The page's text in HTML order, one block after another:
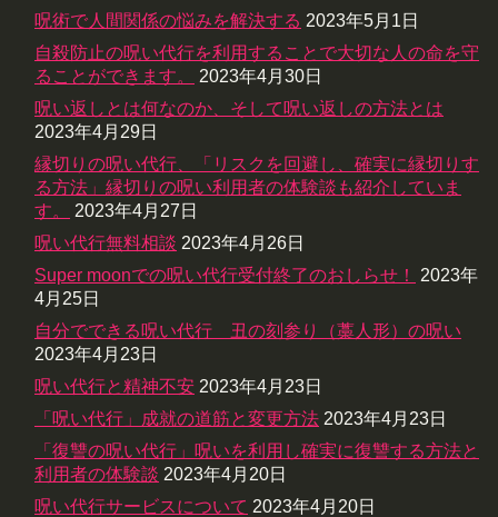
呪術で人間関係の悩みを解決する 2023年5月1日
自殺防止の呪い代行を利用することで大切な人の命を守
ることができます。
2023年4月30日
呪い返しとは何なのか、そして呪い返しの方法とは
2023年4月29日
縁切りの呪い代行、「リスクを回避し、確実に縁切りす
る方法」縁切りの呪い利用者の体験談も紹介していま
す。
2023年4月27日
呪い代行無料相談 2023年4月26日
Super moonでの呪い代行受付終了のおしらせ！
2023年
4月25日
自分でできる呪い代行 丑の刻参り（藁人形）の呪い
2023年4月23日
呪い代行と精神不安 2023年4月23日
「呪い代行」成就の道筋と変更方法 2023年4月23日
「復讐の呪い代行」呪いを利用し確実に復讐する方法と
利用者の体験談 2023年4月20日
呪い代行サービスについて 2023年4月20日